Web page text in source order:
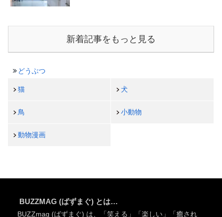
新着記事をもっと見る
どうぶつ
猫 犬
鳥 小動物
動物漫画
BUZZMAG (ばずまぐ) とは…
BUZZmag (ばずまぐ) は、「笑える」「楽しい」「癒され